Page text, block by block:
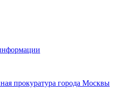
прокуратура города Москвы